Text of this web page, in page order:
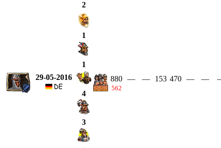
2
29-05-2016
1
1
4
3
880
562
— — 153 470 — —